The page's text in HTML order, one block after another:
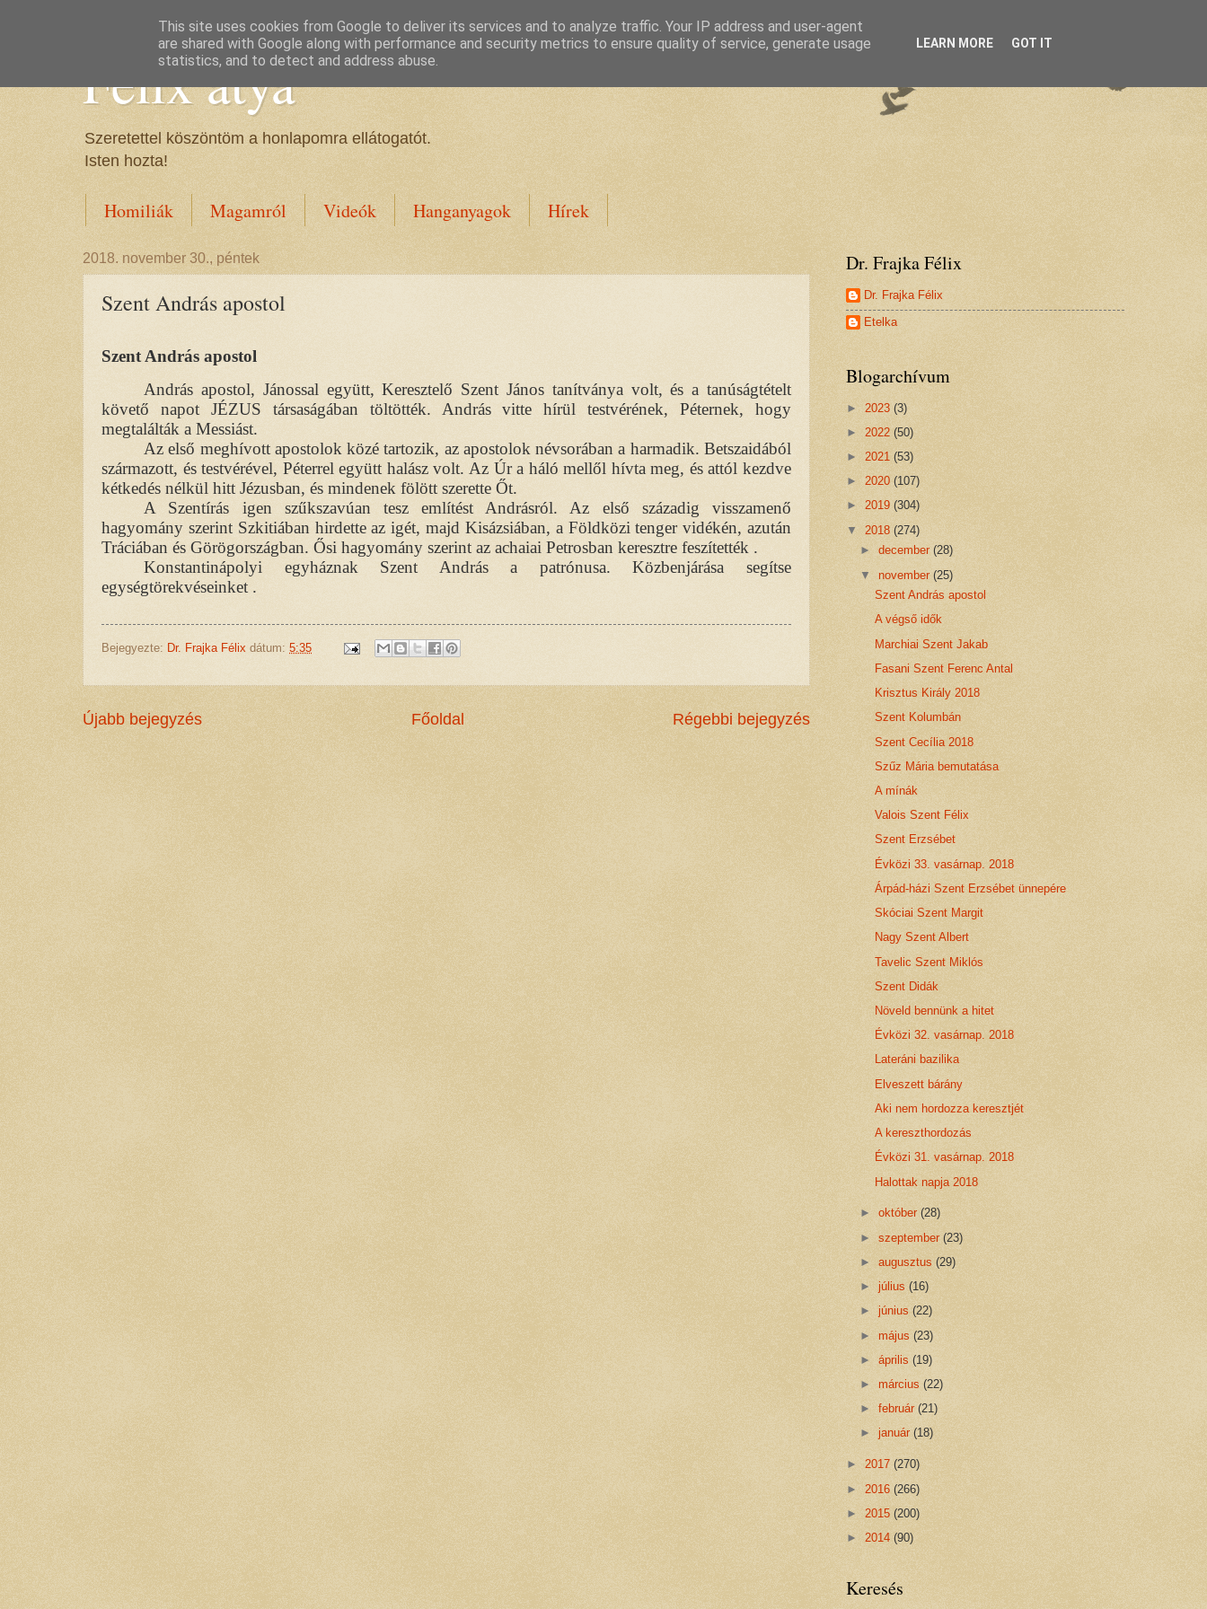
Félix atya
Szeretettel köszöntöm a honlapomra ellátogatót.
Isten hozta!
Homiliák Magamról Videók Hanganyagok Hírek
2018. november 30., péntek
Szent András apostol
Szent András apostol
András apostol, Jánossal együtt, Keresztelő Szent János tanítványa volt, és a tanúságtételt
követő napot JÉZUS társaságában töltötték. András vitte hírül testvérének, Péternek, hogy
megtalálták a Messiást.
Az első meghívott apostolok közé tartozik, az apostolok névsorában a harmadik. Betszaidából
származott, és testvérével, Péterrel együtt halász volt. Az Úr a háló mellől hívta meg, és attól kezdve
kétkedés nélkül hitt Jézusban, és mindenek fölött szerette Őt.
A Szentírás igen szűkszavúan tesz említést Andrásról. Az első századig visszamenő
hagyomány szerint Szkitiában hirdette az igét, majd Kisázsiában, a Földközi tenger vidékén, azután
Tráciában és Görögországban. Ősi hagyomány szerint az achaiai Petrosban keresztre feszítették .
Konstantinápolyi egyháznak Szent András a patrónusa. Közbenjárása segítse
egységtörekvéseinket .
Bejegyezte: Dr. Frajka Félix dátum: 5:35
Újabb bejegyzés Régebbi bejegyzés
Főoldal
Dr. Frajka Félix
Dr. Frajka Félix
Etelka
Blogarchívum
► 2023 (3)
► 2022 (50)
► 2021 (53)
► 2020 (107)
► 2019 (304)
▼ 2018 (274)
►december(28)
▼november(25)
Szent András apostol
A végső idők
Marchiai Szent Jakab
Fasani Szent Ferenc Antal
Krisztus Király 2018
Szent Kolumbán
Szent Cecília 2018
Szűz Mária bemutatása
A mínák
Valois Szent Félix
Szent Erzsébet
Évközi 33. vasárnap. 2018
Árpád-házi Szent Erzsébet ünnepére
Skóciai Szent Margit
Nagy Szent Albert
Tavelic Szent Miklós
Szent Didák
Növeld bennünk a hitet
Évközi 32. vasárnap. 2018
Lateráni bazilika
Elveszett bárány
Aki nem hordozza keresztjét
A kereszthordozás
Évközi 31. vasárnap. 2018
Halottak napja 2018
►október(28)
►szeptember(23)
►augusztus(29)
►július(16)
► június(22)
►május(23)
►április(19)
►március(22)
►február(21)
►január(18)
► 2017 (270)
► 2016 (266)
► 2015 (200)
► 2014 (90)
Keresés
This site uses cookies from Google to deliver its services and to analyze traffic. Your IP address and user-agent
are shared with Google along with performance and security metrics to ensure quality of service, generate usage
statistics, and to detect and address abuse.
LEARN MORE GOT IT